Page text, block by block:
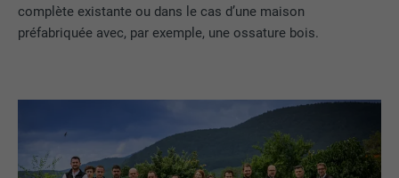
complète existante ou dans le cas d’une maison
préfabriquée avec, par exemple, une ossature bois.